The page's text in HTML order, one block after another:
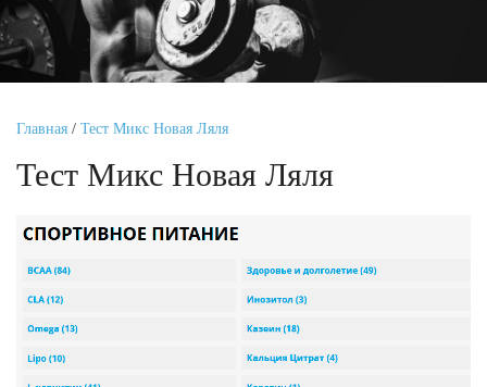
Главная / Тест Микс Новая Ляля
Тест Микс Новая Ляля